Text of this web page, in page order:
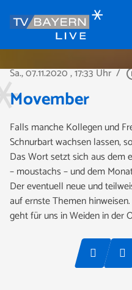
Sa., 07.11.2020, 17:33 Uhr /
Movember
Falls manche Kollegen und
Schnurbart wachsen lassen,
Das Wort setzt sich aus dem
– moustachs – und dem
Der eventuell neue und
auf ernste Themen
geht für uns in Weiden in der